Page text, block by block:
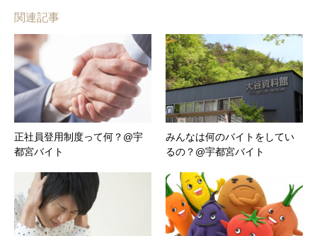
関連記事
正社員登用制度って何？@宇
都宮バイト
みんなは何のバイトをしてい
るの？@宇都宮バイト